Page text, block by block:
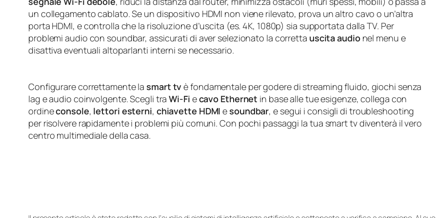
un collegamento cablato. Se un dispositivo HDMI non viene rilevato, prova un altro cavo o un’altra
porta HDMI, e controlla che la risoluzione d’uscita (es. 4K, 1080p) sia supportata dalla TV. Per
problemi audio con soundbar, assicurati di aver selezionato la corretta uscita audionel menu e
disattiva eventuali altoparlanti interni se necessario.
Configurare correttamente lasmart tvè fondamentale per godere di streaming fluido, giochi senza
lag e audio coinvolgente. Scegli traWi‑Fi ecavo Ethernet in base alle tue esigenze, collega con
ordineconsole, lettori esterni, chiavette HDMI esoundbar, e segui i consigli di troubleshooting
per risolvere rapidamente i problemi più comuni. Con pochi passaggi la tua smart tv diventerà il vero
centro multimediale della casa.